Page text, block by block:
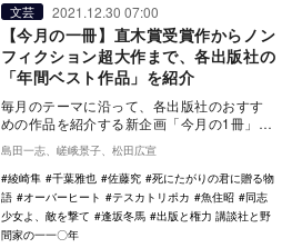
文芸 2021.12.30 07:00
【今月の一冊】直木賞受賞作からノン
フィクション超大作まで、各出版社の
「年間ベスト作品」を紹介
毎月のテーマに沿って、各出版社のおすす
めの作品を紹介する新企画「今月の1冊」。
初回のテーマは「年間ベスト作品」とし、
2021年に…
島田一志、嵯峨景子、松田広宣
綾崎隼
千葉雅也 佐藤究
死にたがりの君に贈る物
語
オーバーヒート テスカトリポカ 魚住昭
同志
少女よ、敵を撃て
逢坂冬馬
出版と権力 講談社と野
間家の一一〇年